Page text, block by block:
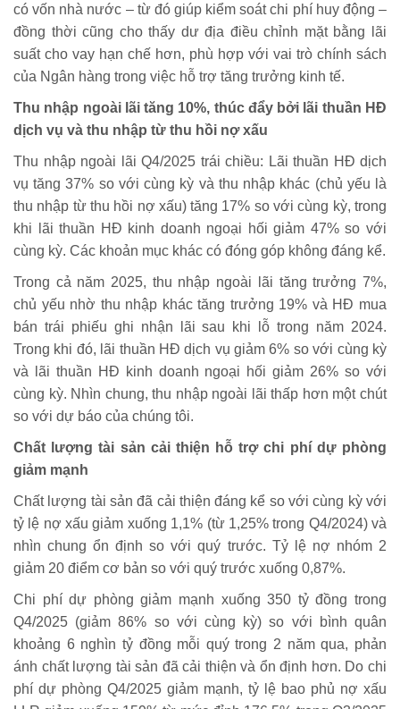
có vốn nhà nước – từ đó giúp kiểm soát chi phí huy động –
đồng thời cũng cho thấy dư địa điều chỉnh mặt bằng lãi
suất cho vay hạn chế hơn, phù hợp với vai trò chính sách
của Ngân hàng trong việc hỗ trợ tăng trưởng kinh tế.
Thu nhập ngoài lãi tăng 10%, thúc đẩy bởi lãi thuần HĐ
dịch vụ và thu nhập từ thu hồi nợ xấu
Thu nhập ngoài lãi Q4/2025 trái chiều: Lãi thuần HĐ dịch
vụ tăng 37% so với cùng kỳ và thu nhập khác (chủ yếu là
thu nhập từ thu hồi nợ xấu) tăng 17% so với cùng kỳ, trong
khi lãi thuần HĐ kinh doanh ngoại hối giảm 47% so với
cùng kỳ. Các khoản mục khác có đóng góp không đáng kể.
Trong cả năm 2025, thu nhập ngoài lãi tăng trưởng 7%,
chủ yếu nhờ thu nhập khác tăng trưởng 19% và HĐ mua
bán trái phiếu ghi nhận lãi sau khi lỗ trong năm 2024.
Trong khi đó, lãi thuần HĐ dịch vụ giảm 6% so với cùng kỳ
và lãi thuần HĐ kinh doanh ngoại hối giảm 26% so với
cùng kỳ. Nhìn chung, thu nhập ngoài lãi thấp hơn một chút
so với dự báo của chúng tôi.
Chất lượng tài sản cải thiện hỗ trợ chi phí dự phòng
giảm mạnh
Chất lượng tài sản đã cải thiện đáng kể so với cùng kỳ với
tỷ lệ nợ xấu giảm xuống 1,1% (từ 1,25% trong Q4/2024) và
nhìn chung ổn định so với quý trước. Tỷ lệ nợ nhóm 2
giảm 20 điểm cơ bản so với quý trước xuống 0,87%.
Chi phí dự phòng giảm mạnh xuống 350 tỷ đồng trong
Q4/2025 (giảm 86% so với cùng kỳ) so với bình quân
khoảng 6 nghìn tỷ đồng mỗi quý trong 2 năm qua, phản
ánh chất lượng tài sản đã cải thiện và ổn định hơn. Do chi
phí dự phòng Q4/2025 giảm mạnh, tỷ lệ bao phủ nợ xấu